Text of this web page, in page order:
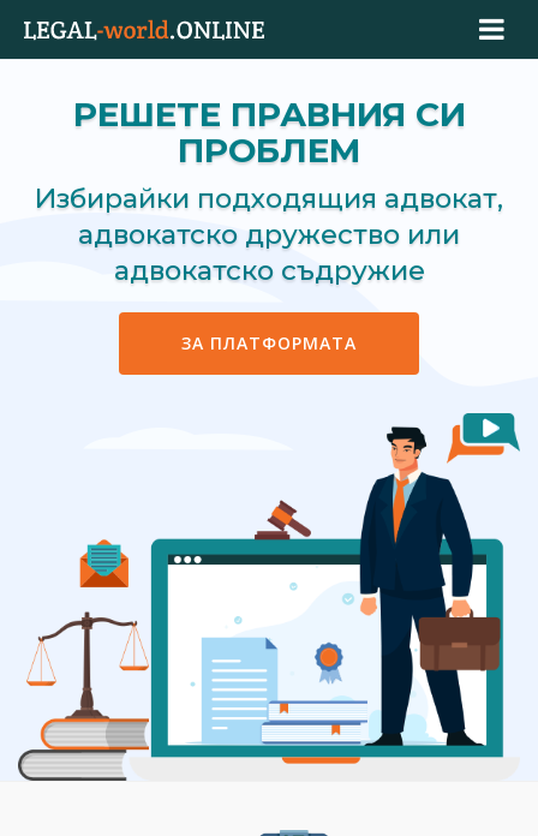
РЕШЕТЕ ПРАВНИЯ СИ
ПРОБЛЕМ
Избирайки подходящия адвокат,
адвокатско дружество или
адвокатско съдружие
ЗА ПЛАТФОРМАТА